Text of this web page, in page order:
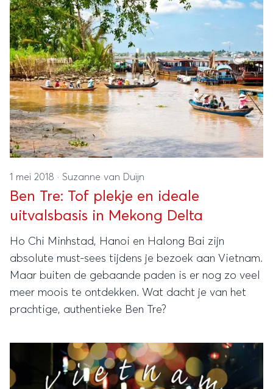
1 mei 2018 · Suzanne van Duijn
Ben Tre: Tof plekje en ideale
uitvalsbasis in Mekong Delta
Ho Chi Minhstad, Hanoi en Halong Bai zijn
absolute must-sees tijdens je bezoek aan Vietnam.
Maar buiten de gebaande paden is er nog zo veel
meer moois te ontdekken. Wat dacht je van het
prachtige, authentieke Ben Tre?